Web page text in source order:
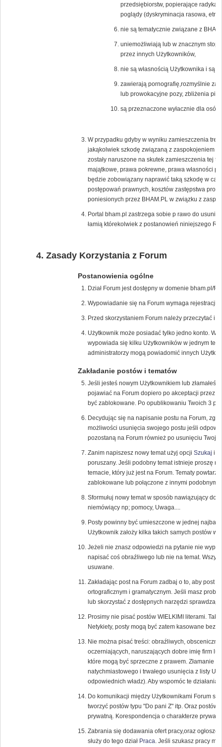
przedsiębiorstw, popierające
poglądy (dyskryminacja rasowa,
nie są tematycznie związane z
uniemożliwiają lub w znacznym
przez innych Użytkowników,
nie są własnością Użytkownika i są
zawierają pornografię,rozmyślnie
lub prowokacyjne pozy, zbliżenia
są przeznaczone wyłacznie dla osób
W przypadku gdyby w wyniku zamieszczenia
jakąkolwiek szkodę związaną z zaspokojeniem
zostały naruszone na skutek zamieszczenia tej
majątkowe, prawa pokrewne, prawa własności
będzie zobowiązany naprawić taką szkodę w
postępowań prawnych, kosztów zastępstwa
poniesionych przez BHAM.PL w związku z
Portal bham.pl zastrzega sobie p rawo do
łamią którekolwiek z postanowień niniejszego
Zasady Korzystania z Forum
Postanowienia ogólne
Dział Forum jest dostępny w domenie bham.pl/
Wypowiadanie się na Forum wymaga rejestracji
Przed skorzystaniem Forum należy przeczytać i
Użytkownik może posiadać tylko jedno konto. W
wypowiada się kilku Użytkowników w jednym
administratorzy mogą powiadomić innych
Zakładanie postów i tematów
Jeśli jesteś nowym Użytkownikiem lub
pojawiać na Forum dopiero po akceptacji przez
być zablokowane. Po opublikowaniu Twoich 3
Decydując się na napisanie postu na Forum,
możliwości usunięcia swojego postu jeśli
pozostaną na Forum również po usunięciu
Zanim napiszesz nowy temat użyj opcji Szukaj i
poruszany. Jeśli podobny temat istnieje proszę
temacie, który już jest na Forum. Tematy
zablokowane lub połączone z innymi podobnymi
Sformułuj nowy temat w sposób nawiązujący do
niemówiący np; pomocy, Uwaga....
Posty powinny być umieszczone w jednej
Użytkownik założy kilka takich samych postów
Jeżeli nie znasz odpowiedzi na pytanie nie
napisać coś obraźliwego lub nie na temat.
usuwane.
Zakładając post na Forum zadbaj o to, aby post
ortograficznym i gramatycznym. Jeśli masz
lub skorzystać z dostępnych narzędzi
Prosimy nie pisać postów WIELKIMI literami.
Netykiety, posty mogą być zatem kasowane bez
Nie można pisać treści: obraźliwych,
oczerniających, naruszających dobre imię firm
które mogą być sprzeczne z prawem. Złamanie
natychmiastowego i trwałego usunięcia z listy
odpowiednich władz). Aby wspomóc te
Do komunikacji między Użytkownikami Forum
tworzyć postów typu "Do pani Z" itp. Oraz postów
prywatną. Korespondencja o charakterze
Zabrania się dodawania ofert pracy,oraz
służy do tego dział Praca. Jeśli szukasz pracy